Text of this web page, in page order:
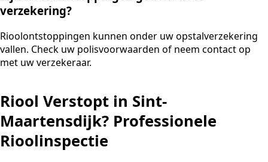
verzekering?
Rioolontstoppingen kunnen onder uw opstalverzekering
vallen. Check uw polisvoorwaarden of neem contact op
met uw verzekeraar.
Riool Verstopt in Sint-
Maartensdijk? Professionele
Rioolinspectie